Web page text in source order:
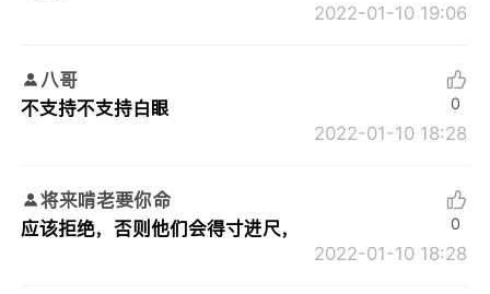
2022-01-10 19:06
八哥
不支持不支持白眼
2022-01-10 18:28
0
将来啃老要你命
应该拒绝，否则他们会得寸进尺，
2022-01-10 18:28
0